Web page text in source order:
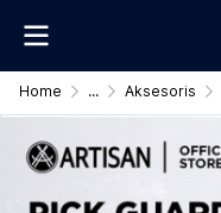
Home ... Aksesoris